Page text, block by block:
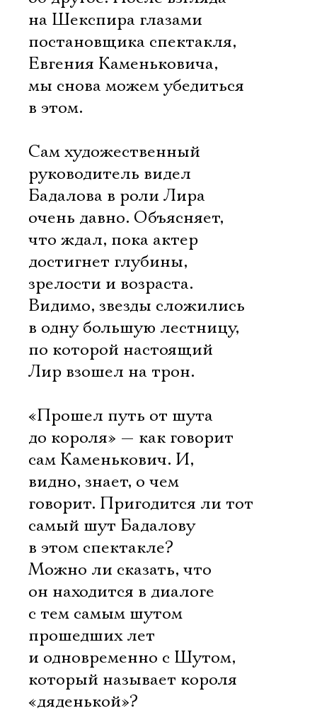
на Шекспира глазами
постановщика спектакля,
Евгения Каменьковича,
мы снова можем убедиться
в этом.
Сам художественный
руководитель видел
Бадалова в роли Лира
очень давно. Объясняет,
что ждал, пока актер
достигнет глубины,
зрелости и возраста.
Видимо, звезды сложились
в одну большую лестницу,
по которой настоящий
Лир взошел на трон.
«Прошел путь от шута
до короля» — как говорит
сам Каменькович. И,
видно, знает, о чем
говорит. Пригодится ли тот
самый шут Бадалову
в этом спектакле?
Можно ли сказать, что
он находится в диалоге
с тем самым шутом
прошедших лет
и одновременно с Шутом,
который называет короля
«дяденькой»?